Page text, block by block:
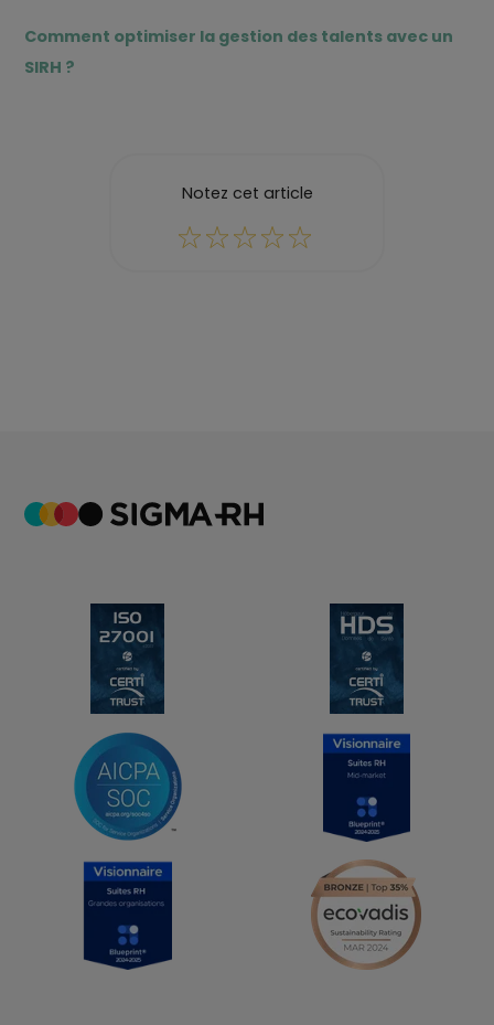
Comment optimiser la gestion des talents avec un
SIRH ?
Notez cet article